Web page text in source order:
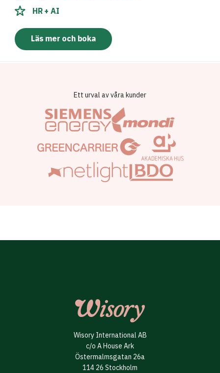
HR + AI
Läs mer och boka
Ett urval av våra kunder
Wisory International AB
c/o A House Ark
Östermalmsgatan 26a
114 26 Stockholm